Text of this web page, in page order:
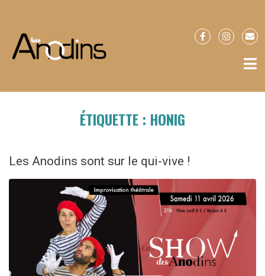
ÉTIQUETTE : HONIG
Les Anodins sont sur le qui-vive !